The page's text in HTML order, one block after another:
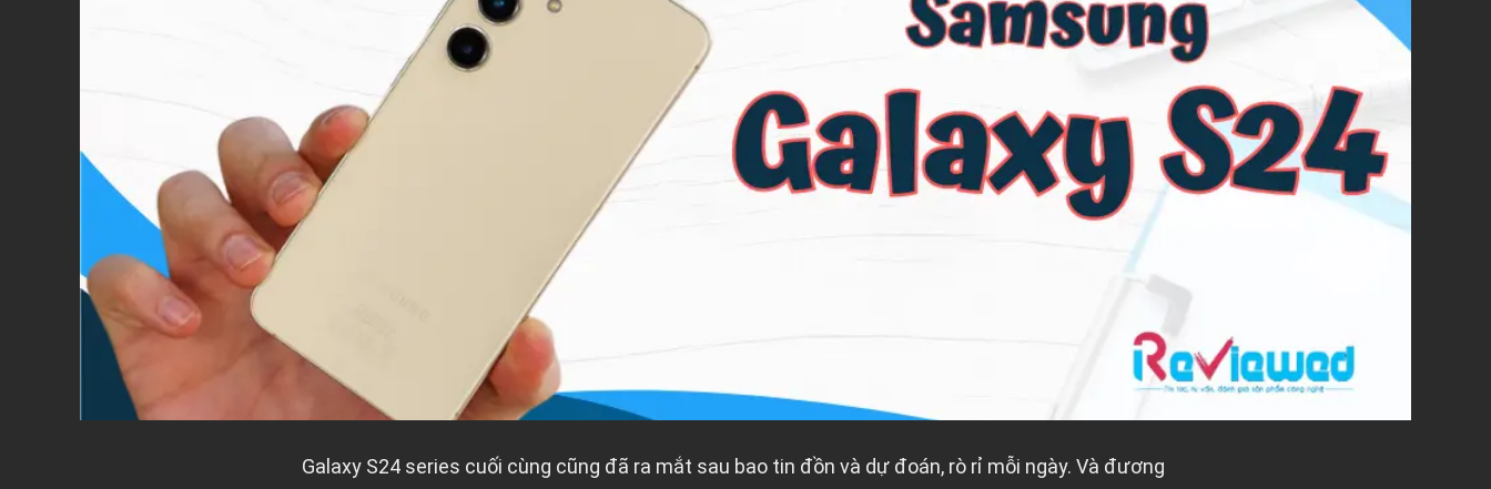
Galaxy S24 series cuối cùng cũng đã ra mắt sau bao tin đồn và dự đoán, rò rỉ mỗi ngày. Và đương